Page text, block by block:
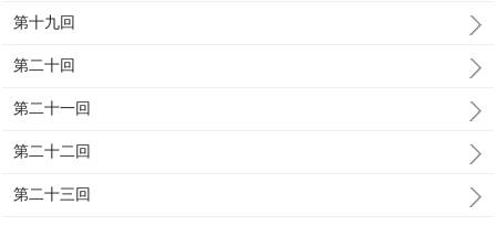
第十九回
第二十回
第二十一回
第二十二回
第二十三回